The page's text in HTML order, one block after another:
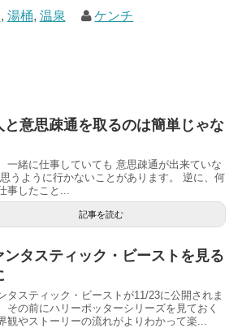
, 湯桶, 温泉 ケンチ
と意思疎通を取るのは簡単じゃな
一緒に仕事していても 意思疎通が出来ていな
うように行かないことがあります。 逆に、何
事したこと...
記事を読む
ンタスティック・ビーストを見る
タスティック・ビーストが11/23に公開されま
その前にハリーポッターシリーズを見ておく
観やストーリーの流れがよりわかって楽...